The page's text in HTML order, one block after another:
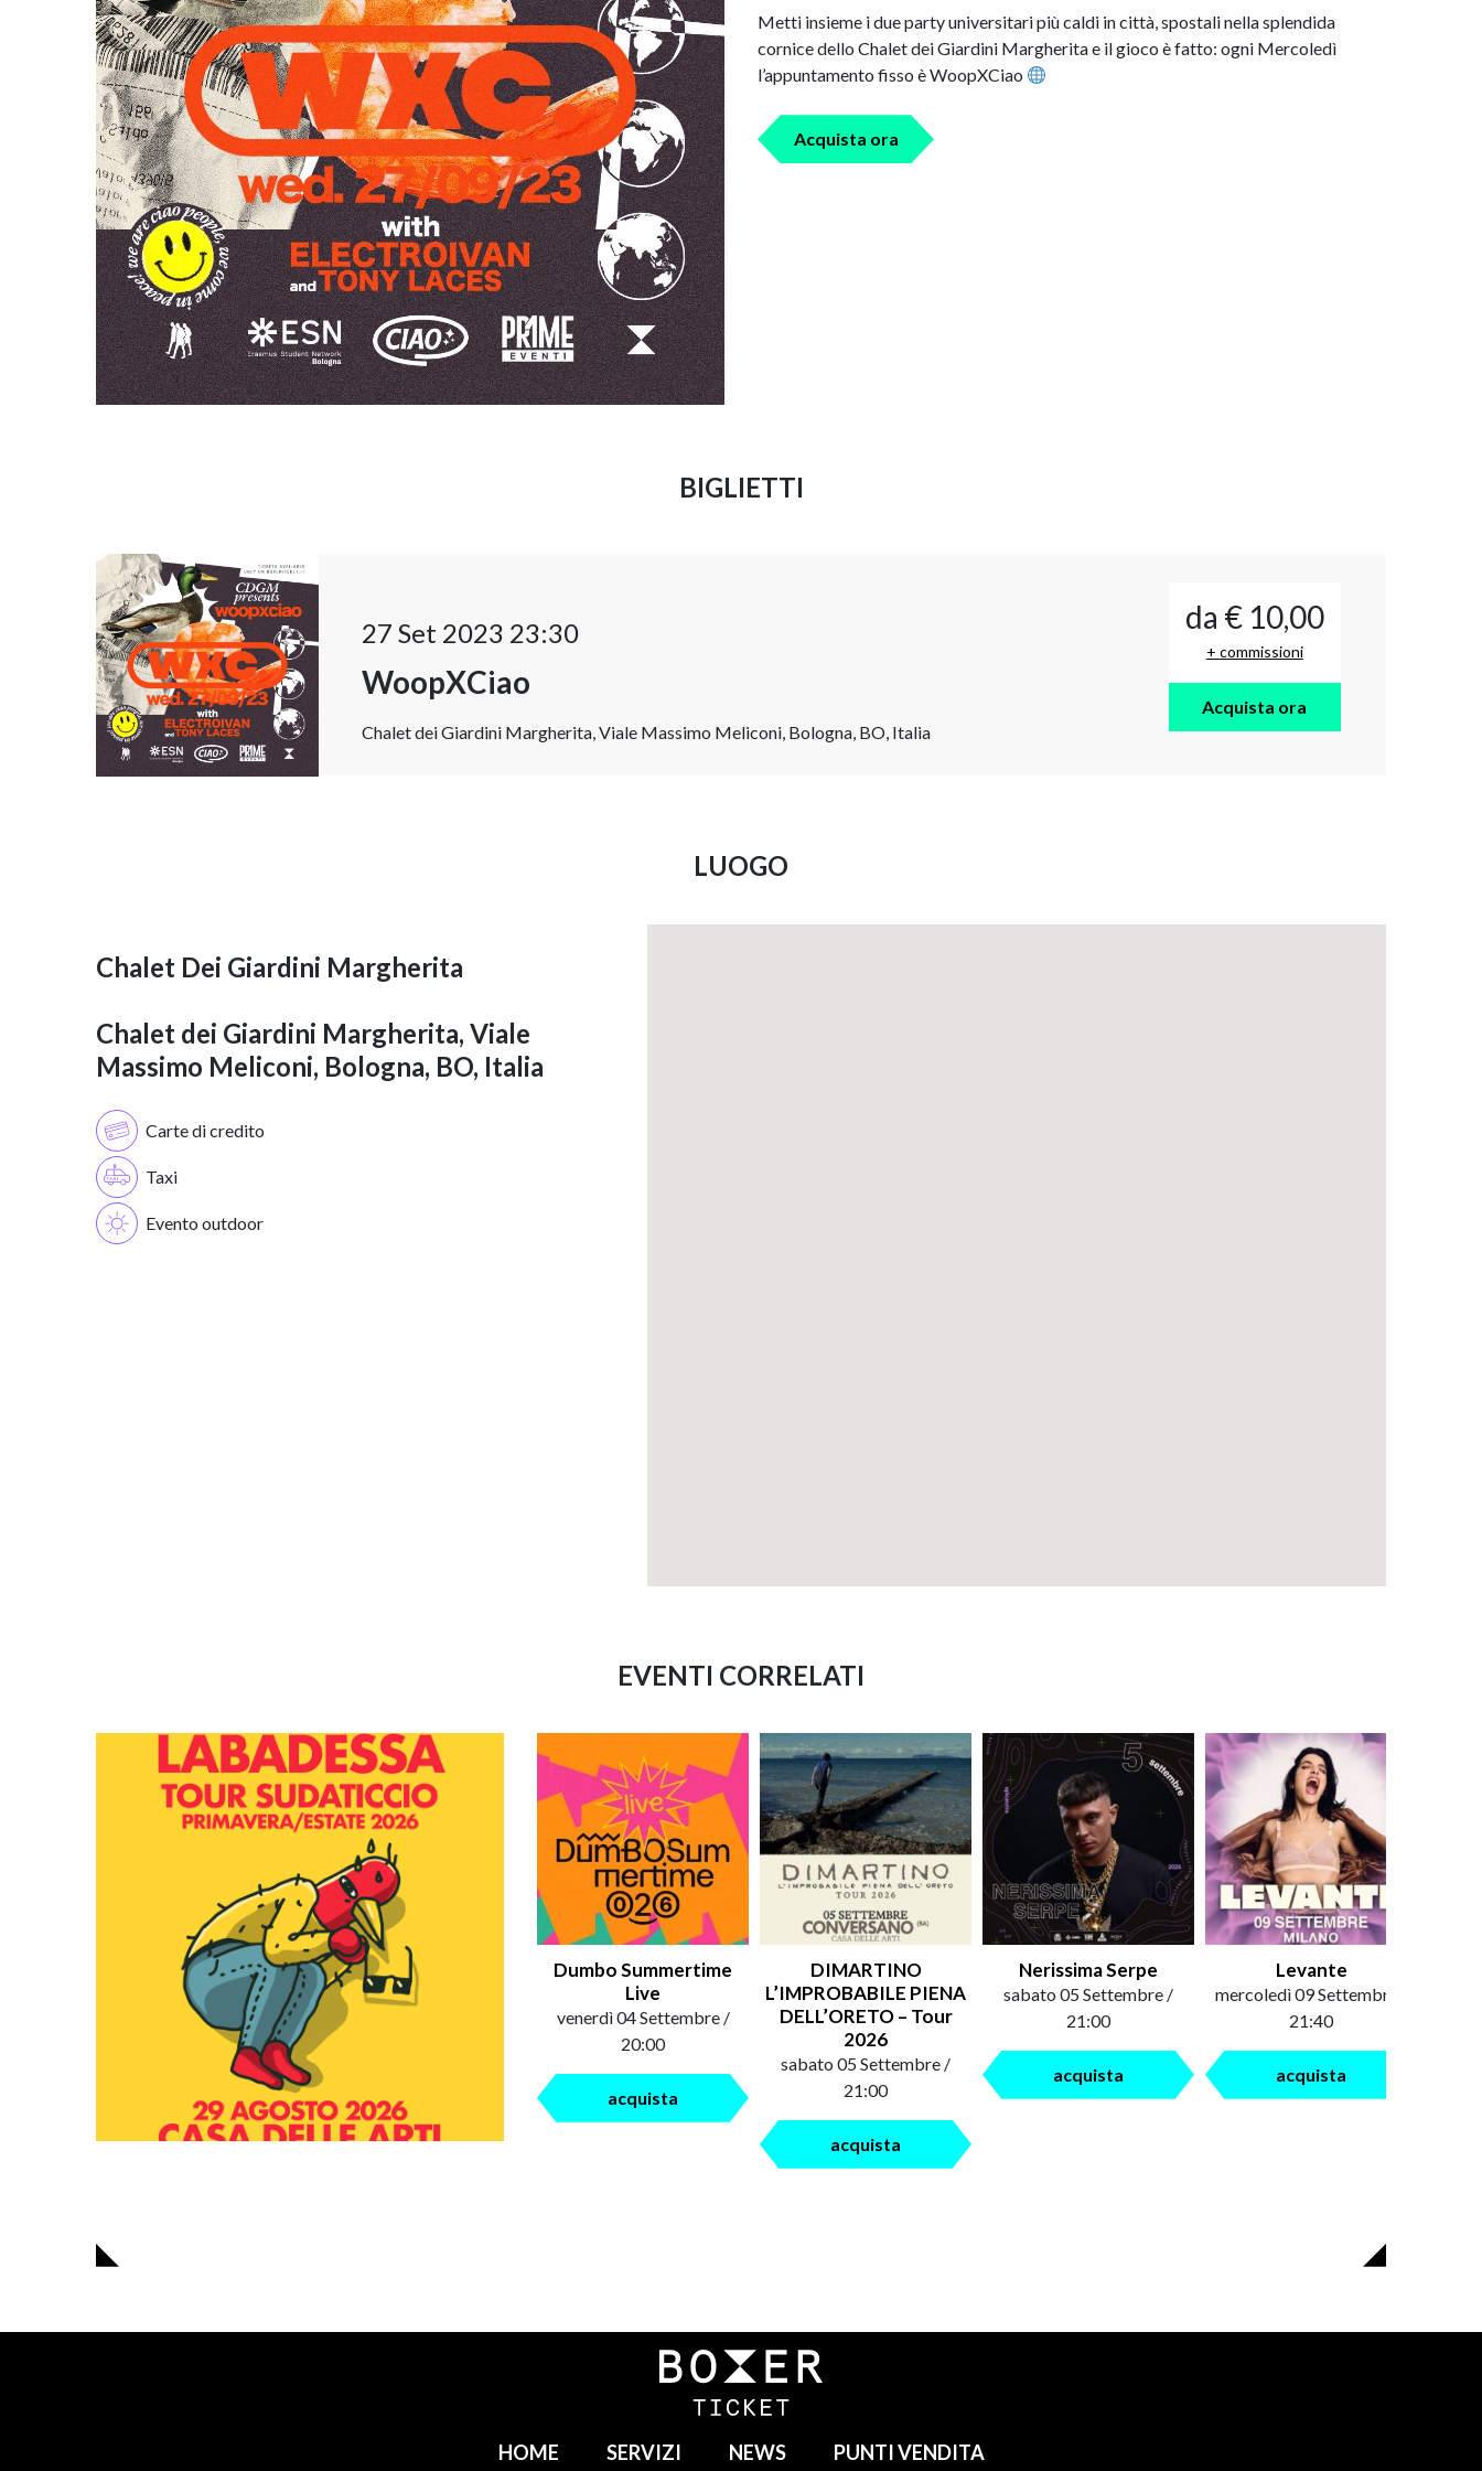
Metti insieme i due party universitari più caldi in città, spostali nella splendida
cornice dello Chalet dei Giardini Margherita e il gioco è fatto: ogni Mercoledì
l’appuntamento fisso è WoopXCiao
Acquista ora
BIGLIETTI
27 Set 2023 23:30
WoopXCiao
Chalet dei Giardini Margherita, Viale Massimo Meliconi, Bologna, BO, Italia
da € 10,00
+ commissioni
Acquista ora
LUOGO
Chalet Dei Giardini Margherita
Chalet dei Giardini Margherita, Viale
Massimo Meliconi, Bologna, BO, Italia
Carte di credito
Taxi
Evento outdoor
EVENTI CORRELATI
Dumbo Summertime
Live
venerdì 04 Settembre /
20:00
acquista
DIMARTINO
L’IMPROBABILE PIENA
DELL’ORETO – Tour
2026
sabato 05 Settembre /
21:00
acquista
Nerissima Serpe
sabato 05 Settembre /
21:00
acquista
Levante
mercoledì 09 Settembre /
21:40
acquista
HOME SERVIZI NEWS PUNTI VENDITA